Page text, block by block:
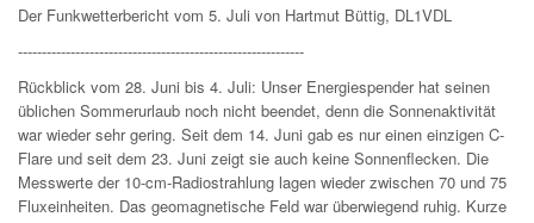
Der Funkwetterbericht vom 5. Juli von Hartmut Büttig, DL1VDL
------------------------------------------------------------
Rückblick vom 28. Juni bis 4. Juli: Unser Energiespender hat seinen
üblichen Sommerurlaub noch nicht beendet, denn die Sonnenaktivität
war wieder sehr gering. Seit dem 14. Juni gab es nur einen einzigen C-
Flare und seit dem 23. Juni zeigt sie auch keine Sonnenflecken. Die
Messwerte der 10-cm-Radiostrahlung lagen wieder zwischen 70 und 75
Fluxeinheiten. Das geomagnetische Feld war überwiegend ruhig. Kurze